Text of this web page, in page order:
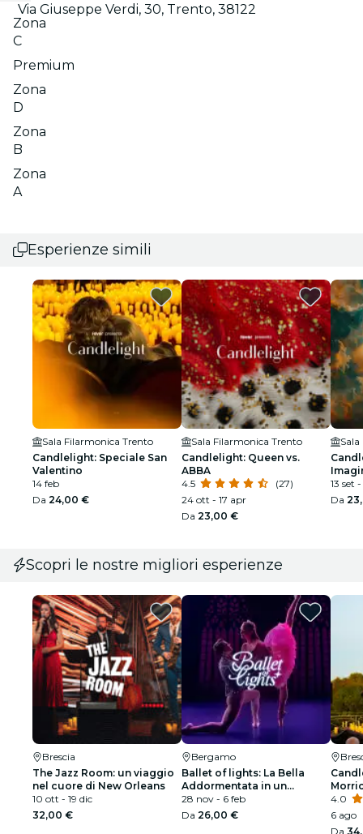
Zona
C
Premium
Zona
D
Zona
B
Zona
A
Via Giuseppe Verdi, 30, Trento, 38122
Esperienze simili
Sala Filarmonica Trento
Candlelight: Speciale San
Valentino
14 feb
Da 24,00 €
Sala Filarmonica Trento
Candlelight: Queen vs.
ABBA
4.5
(27)
24 ott - 17 apr
Da 23,00 €
13 set
Da
Scopri le nostre migliori esperienze
Brescia
The Jazz Room: un viaggio
nel cuore di New Orleans
10 ott - 19 dic
32,00 €
Bergamo
Ballet of lights: La Bella
Addormentata in un
affascinante spettacolo di
luci
28 nov - 6 feb
Da 26,00 €
4.0
6 ago
Da